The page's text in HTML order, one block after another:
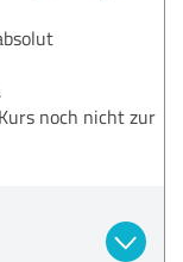
noch nicht zur